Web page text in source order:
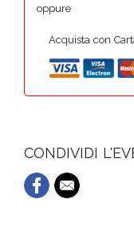
oppure
Acquista con
CONDIVIDI